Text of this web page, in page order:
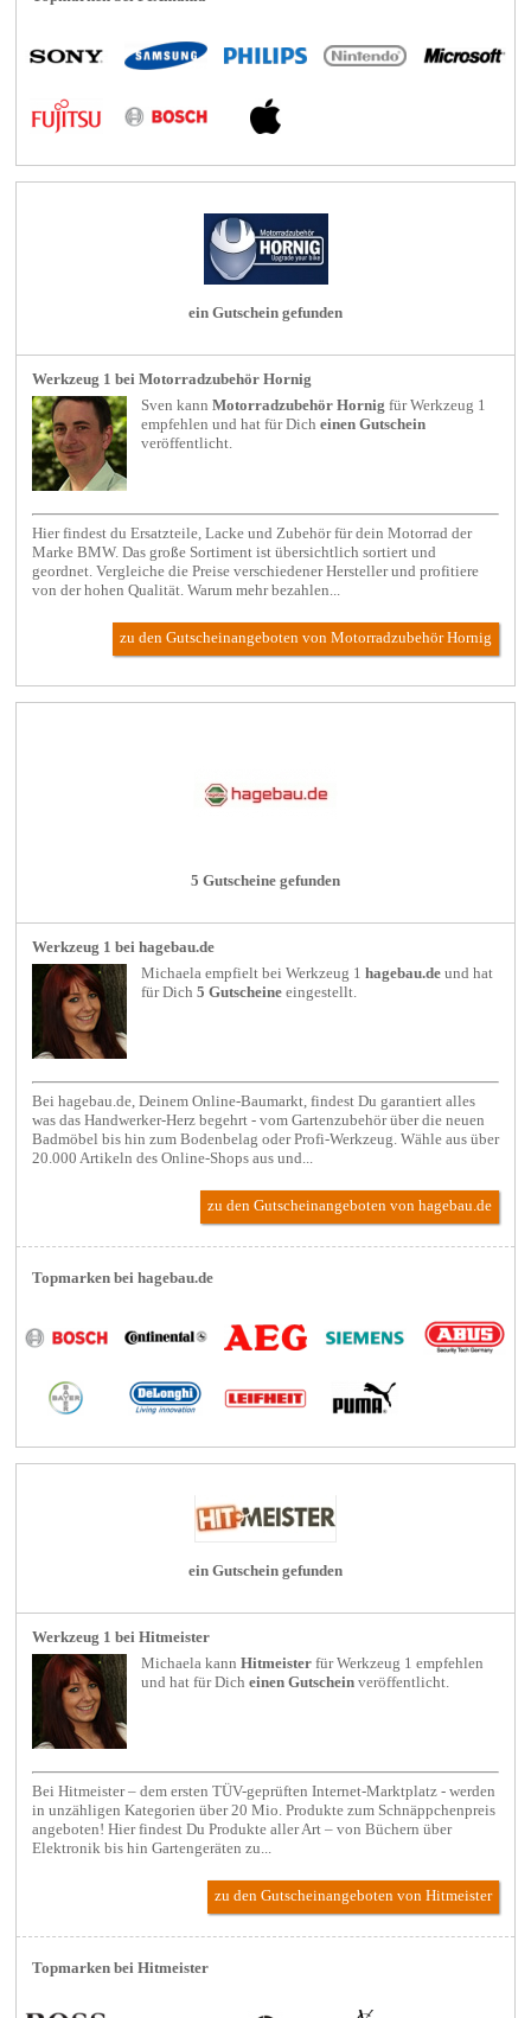
ein Gutschein gefunden
Werkzeug 1 bei Motorradzubehör Hornig
Sven kannMotorradzubehör Hornig fürWerkzeug 1
empfehlen und hat für Dicheinen Gutschein
veröffentlicht.
Hier findest du Ersatzteile, Lacke und Zubehör für dein Motorrad der
Marke BMW. Das große Sortiment ist übersichtlich sortiert und
geordnet. Vergleiche die Preise verschiedener Hersteller und profitiere
von der hohen Qualität. Warum mehr bezahlen...
zu den Gutscheinangeboten von Motorradzubehör Hornig
5 Gutscheine gefunden
Werkzeug 1 bei hagebau.de
Michaela empfielt beiWerkzeug 1 hagebau.de und hat
für Dich5 Gutscheine eingestellt.
Bei hagebau.de, Deinem Online-Baumarkt, findest Du garantiert alles
was das Handwerker-Herz begehrt - vom Gartenzubehör über die neuen
Badmöbel bis hin zum Bodenbelag oder Profi-Werkzeug. Wähle aus über
20.000 Artikeln des Online-Shops aus und...
zu den Gutscheinangeboten von hagebau.de
Topmarken bei hagebau.de
ein Gutschein gefunden
Werkzeug 1 bei Hitmeister
Michaela kannHitmeister fürWerkzeug 1 empfehlen
und hat für Dicheinen Gutschein veröffentlicht.
Bei Hitmeister – dem ersten TÜV-geprüften Internet-Marktplatz - werden
in unzähligen Kategorien über 20 Mio. Produkte zum Schnäppchenpreis
angeboten! Hier findest Du Produkte aller Art – von Büchern über
Elektronik bis hin Gartengeräten zu...
zu den Gutscheinangeboten von Hitmeister
Topmarken bei Hitmeister